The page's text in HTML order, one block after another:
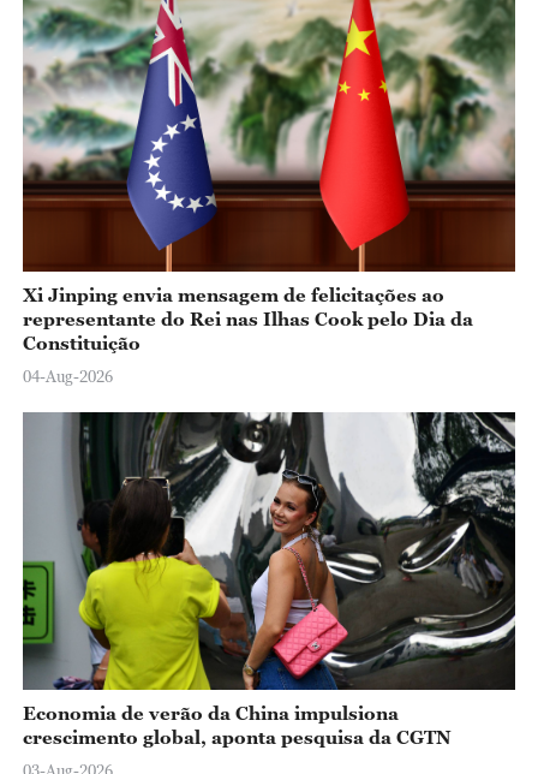
Xi Jinping envia mensagem de felicitações ao
representante do Rei nas Ilhas Cook pelo Dia da
Constituição
04-Aug-2026
Economia de verão da China impulsiona
crescimento global, aponta pesquisa da CGTN
03-Aug-2026